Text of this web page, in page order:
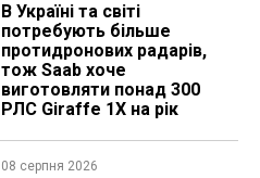
В Україні та світі
потребують більше
протидронових радарів,
тож Saab хоче
виготовляти понад 300
РЛС Giraffe 1X на рік
08 серпня 2026